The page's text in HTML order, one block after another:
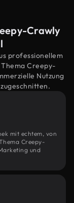
Crawly
professionellem
Creepy-
Nutzung
mit echtem, von
Creepy-
und